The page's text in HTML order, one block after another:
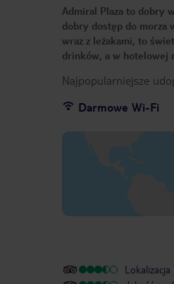
Admiral Plaza to dobry
dobry dostęp do morza
wraz z leżakami, to
drinków, a w hotelowej
Najpopularniejsze
Darmowe Wi-Fi
Lokalizacja